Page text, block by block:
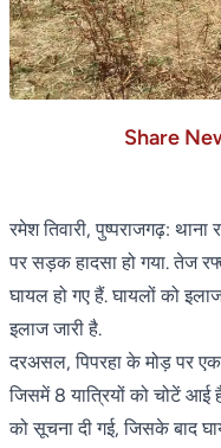
Share
रमेश तिवारी, पुष्पराजगढ़:
पर सड़क हादसा हो गया. तेज
घायल हो गए हैं. घायलों को
इलाज जारी है.
दरअसल, पिपरहा के मोड़ पर
जिसमें 8 यात्रियों को चोटें
को सूचना दी गई, जिसके बाद